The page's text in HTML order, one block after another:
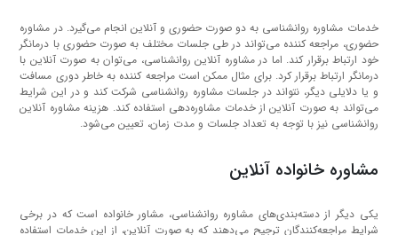
خدمات مشاوره روانشناسی به دو صورت حضوری و آنلاین انجام می‌گیرد. در مشاوره
حضوری، مراجعه کننده می‌تواند در طی جلسات مختلف به صورت حضوری با درمانگر
خود ارتباط برقرار کند. اما در مشاوره آنلاین روانشناسی، می‌توان به صورت آنلاین با
درمانگر ارتباط برقرار کرد. برای مثال ممکن است مراجعه کننده به خاطر دوری مسافت
و یا دلایلی دیگر، نتواند در جلسات مشاوره روانشناسی شرکت کند و در این شرایط
می‌تواند به صورت آنلاین از خدمات مشاوره‌دهی استفاده کند. هزینه مشاوره آنلاین
روانشناسی نیز با توجه به تعداد جلسات و مدت زمان، تعیین می‌شود.
مشاوره خانواده آنلاین
یکی دیگر از دسته‌بندی‌های مشاوره روانشناسی، مشاور خانواده است که در برخی
شرایط مراجعه‌کنندگان ترجیح می‌دهند که به صورت آنلاین، از این خدمات استفاده